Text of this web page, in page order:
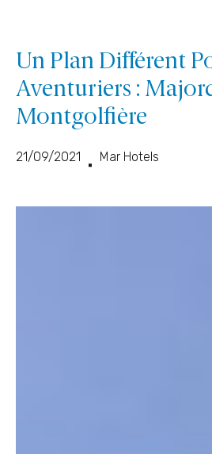
Un Plan Différent
Aventuriers :
Montgolfière
21/09/2021 Mar Hotels